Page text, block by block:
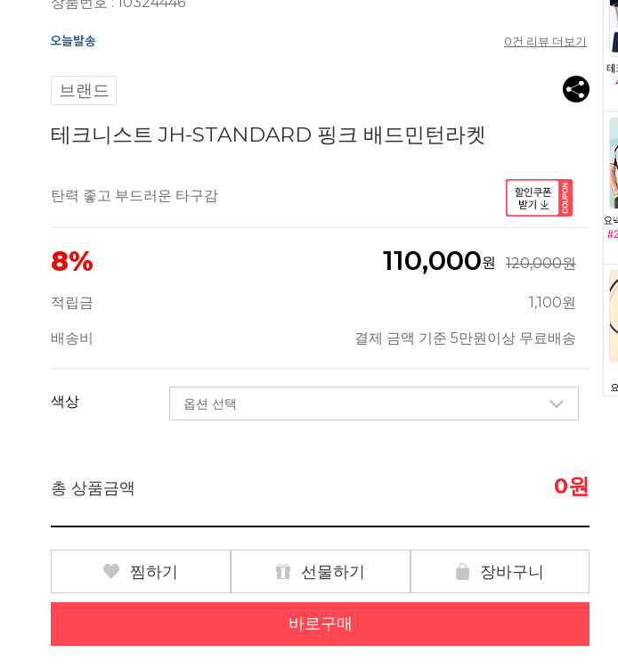
0건 리뷰 더보기
브랜드
테크니스트 JH-STANDARD 핑크 배드민턴라켓
탄력 좋고 부드러운 타구감
8% 110,000원 120,000원
적립금 1,100원
배송비 결제 금액 기준 5만원이상 무료배송
색상
총 상품금액 0원
찜하기 선물하기 장바구니
바로구매